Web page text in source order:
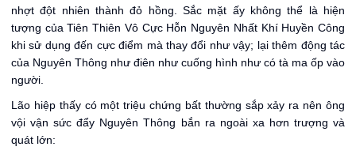
nhợt đột nhiên thành đỏ hồng. Sắc mặt ấy không thể là hiện
tượng của Tiên Thiên Vô Cực Hỗn Nguyên Nhất Khí Huyền Công
khi sử dụng đến cực điểm mà thay đổi như vậy; lại thêm động tác
của Nguyên Thông như điên như cuống hình như có tà ma ốp vào
người.
Lão hiệp thấy có một triệu chứng bất thường sắp xảy ra nên ông
vội vận sức đẩy Nguyên Thông bắn ra ngoài xa hơn trượng và
quát lớn: